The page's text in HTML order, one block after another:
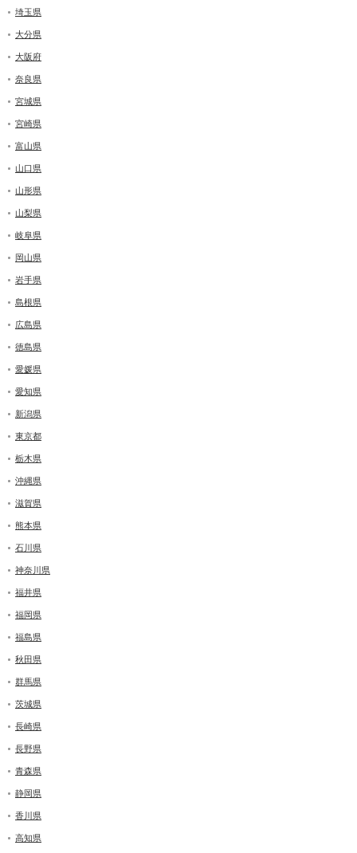
埼玉県
大分県
大阪府
奈良県
宮城県
宮崎県
富山県
山口県
山形県
山梨県
岐阜県
岡山県
岩手県
島根県
広島県
徳島県
愛媛県
愛知県
新潟県
東京都
栃木県
沖縄県
滋賀県
熊本県
石川県
神奈川県
福井県
福岡県
福島県
秋田県
群馬県
茨城県
長崎県
長野県
青森県
静岡県
香川県
高知県